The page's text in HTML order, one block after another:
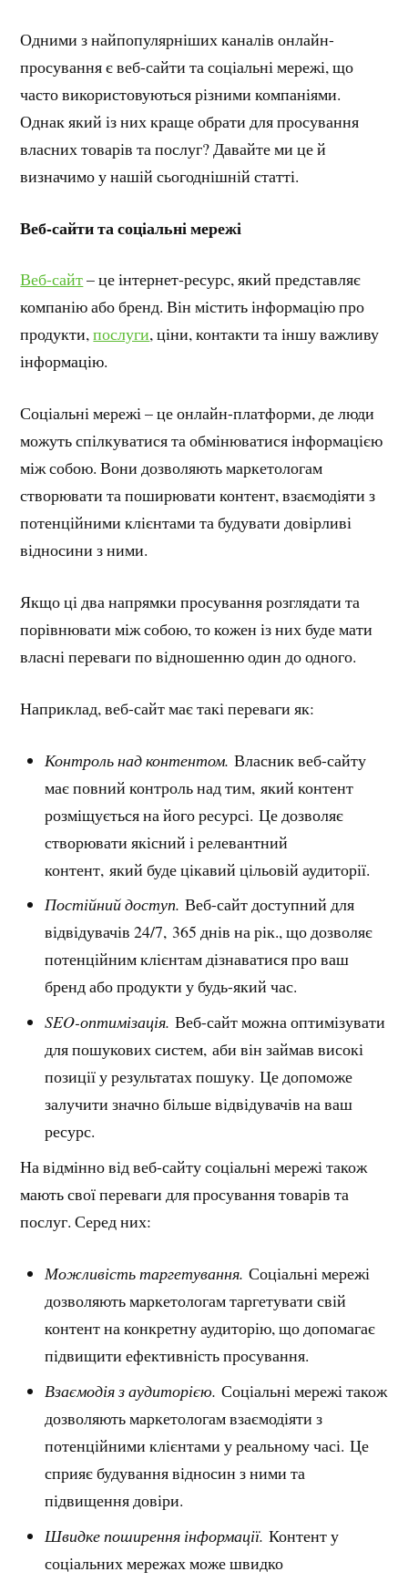
Одними з найпопулярніших каналів онлайн-
просування є веб-сайти та соціальні мережі, що
часто використовуються різними компаніями.
Однак який із них краще обрати для просування
власних товарів та послуг? Давайте ми це й
визначимо у нашій сьогоднішній статті.
Веб-сайти та соціальні мережі
Веб-сайт– це інтернет-ресурс, який представляє
компанію або бренд. Він містить інформацію про
продукти,послуги, ціни, контакти та іншу важливу
інформацію.
Соціальні мережі – це онлайн-платформи, де люди
можуть спілкуватися та обмінюватися інформацією
між собою. Вони дозволяють маркетологам
створювати та поширювати контент, взаємодіяти з
потенційними клієнтами та будувати довірливі
відносини з ними.
Якщо ці два напрямки просування розглядати та
порівнювати між собою, то кожен із них буде мати
власні переваги по відношенню один до одного.
Наприклад, веб-сайт має такі переваги як:
Контроль над контентом. Власник веб-сайту
має повний контроль над тим, який контент
розміщується на його ресурсі. Це дозволяє
створювати якісний і релевантний
контент, який буде цікавий цільовій аудиторії.
Постійний доступ. Веб-сайт доступний для
відвідувачів 24/7, 365 днів на рік., що дозволяє
потенційним клієнтам дізнаватися про ваш
бренд або продукти у будь-який час.
SEO-оптимізація. Веб-сайт можна оптимізувати
для пошукових систем, аби він займав високі
позиції у результатах пошуку. Це допоможе
залучити значно більше відвідувачів на ваш
ресурс.
На відмінно від веб-сайту соціальні мережі також
мають свої переваги для просування товарів та
послуг. Серед них:
Можливість таргетування.Соціальні мережі
дозволяють маркетологам таргетувати свій
контент на конкретну аудиторію, що допомагає
підвищити ефективність просування.
Взаємодія з аудиторією. Соціальні мережі також
дозволяють маркетологам взаємодіяти з
потенційними клієнтами у реальному часі. Це
сприяє будування відносин з ними та
підвищення довіри.
Швидке поширення інформації. Контент у
соціальних мережах може швидко